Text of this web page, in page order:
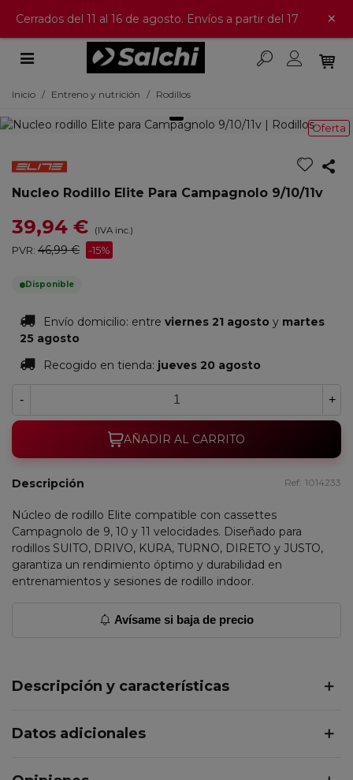
Cerrados del 11 al 16 de agosto. Envíos a partir del 17 ×
Inicio / Entreno y nutrición / Rodillos
Oferta
Nucleo Rodillo Elite Para Campagnolo 9/10/11v
39,94 € (IVA inc.)
PVR: 46,99 € -15%
Disponible
Envío domicilio: entre viernes 21 agosto y martes
25 agosto
Recogido en tienda: jueves 20 agosto
- +
AÑADIR AL CARRITO
Descripción Ref: 1014233
Núcleo de rodillo Elite compatible con cassettes
Campagnolo de 9, 10 y 11 velocidades. Diseñado para
rodillos SUITO, DRIVO, KURA, TURNO, DIRETO y JUSTO,
garantiza un rendimiento óptimo y durabilidad en
entrenamientos y sesiones de rodillo indoor.
Avísame si baja de precio
Descripción y características
Datos adicionales